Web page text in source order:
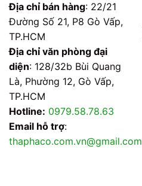
Địa chỉ bán hàng: 22/21
Đường Số 21, P8 Gò Vấp,
TP.HCM
Địa chỉ văn phòng đại
diện: 128/32b Bùi Quang
Là, Phường 12, Gò Vấp,
TP.HCM
Hotline: 0979.58.78.63
Email hỗ trợ:
thaphaco.com.vn@gmail.com